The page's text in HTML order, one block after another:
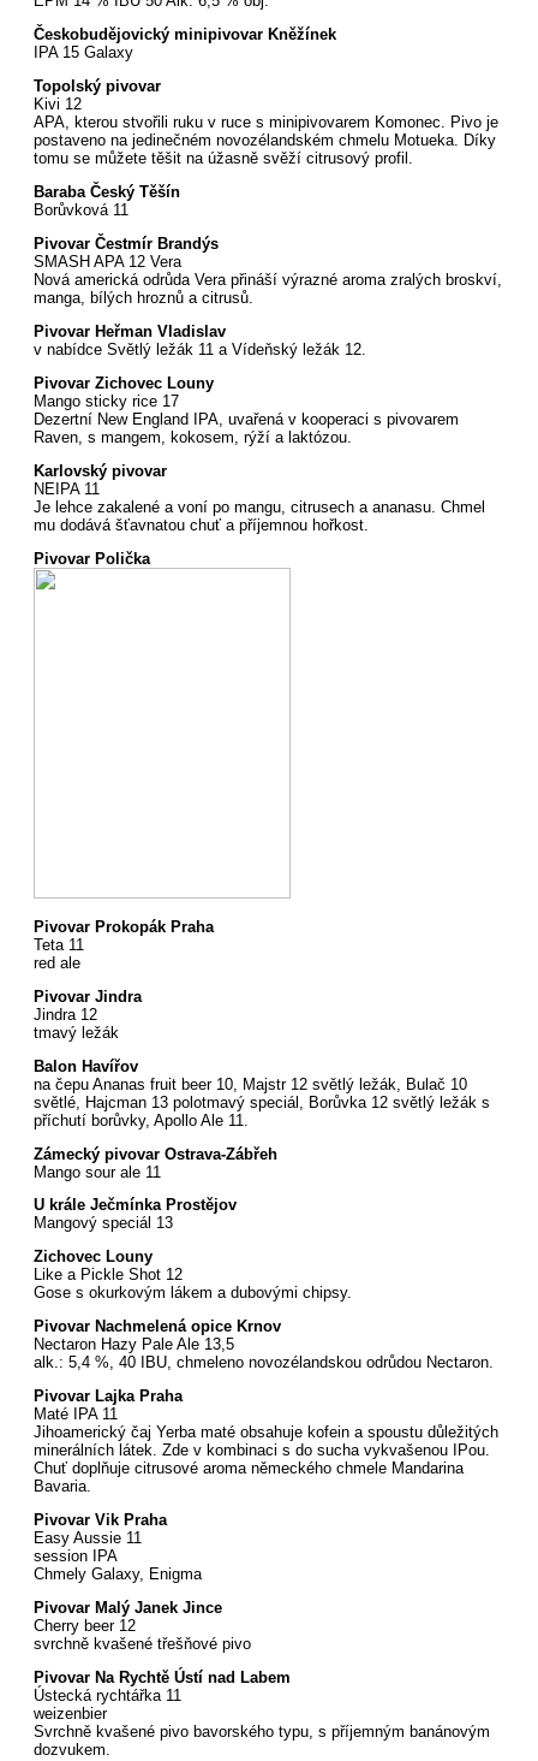
Českobudějovický minipivovar Kněžínek
IPA 15 Galaxy
Topolský pivovar
Kivi 12
APA, kterou stvořili ruku v ruce s minipivovarem Komonec. Pivo je
postaveno na jedinečném novozélandském chmelu Motueka. Díky
tomu se můžete těšit na úžasně svěží citrusový profil.
Baraba Český Těšín
Borůvková 11
Pivovar Čestmír Brandýs
SMASH APA 12 Vera
Nová americká odrůda Vera přináší výrazné aroma zralých broskví,
manga, bílých hroznů a citrusů.
Pivovar Heřman Vladislav
v nabídce Světlý ležák 11 a Vídeňský ležák 12.
Pivovar Zichovec Louny
Mango sticky rice 17
Dezertní New England IPA, uvařená v kooperaci s pivovarem
Raven, s mangem, kokosem, rýží a laktózou.
Karlovský pivovar
NEIPA 11
Je lehce zakalené a voní po mangu, citrusech a ananasu. Chmel
mu dodává šťavnatou chuť a příjemnou hořkost.
Pivovar Polička
Pivovar Prokopák Praha
Teta 11
red ale
Pivovar Jindra
Jindra 12
tmavý ležák
Balon Havířov
na čepu Ananas fruit beer 10, Majstr 12 světlý ležák, Bulač 10
světlé, Hajcman 13 polotmavý speciál, Borůvka 12 světlý ležák s
příchutí borůvky, Apollo Ale 11.
Zámecký pivovar Ostrava-Zábřeh
Mango sour ale 11
U krále Ječmínka Prostějov
Mangový speciál 13
Zichovec Louny
Like a Pickle Shot 12
Gose s okurkovým lákem a dubovými chipsy.
Pivovar Nachmelená opice Krnov
Nectaron Hazy Pale Ale 13,5
alk.: 5,4 %, 40 IBU, chmeleno novozélandskou odrůdou Nectaron.
Pivovar Lajka Praha
Maté IPA 11
Jihoamerický čaj Yerba maté obsahuje kofein a spoustu důležitých
minerálních látek. Zde v kombinaci s do sucha vykvašenou IPou.
Chuť doplňuje citrusové aroma německého chmele Mandarina
Bavaria.
Pivovar Vik Praha
Easy Aussie 11
session IPA
Chmely Galaxy, Enigma
Pivovar Malý Janek Jince
Cherry beer 12
svrchně kvašené třešňové pivo
Pivovar Na Rychtě Ústí nad Labem
Ústecká rychtářka 11
weizenbier
Svrchně kvašené pivo bavorského typu, s příjemným banánovým
dozvukem.